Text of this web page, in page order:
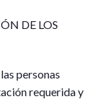
DE LOS
personas
requerida y